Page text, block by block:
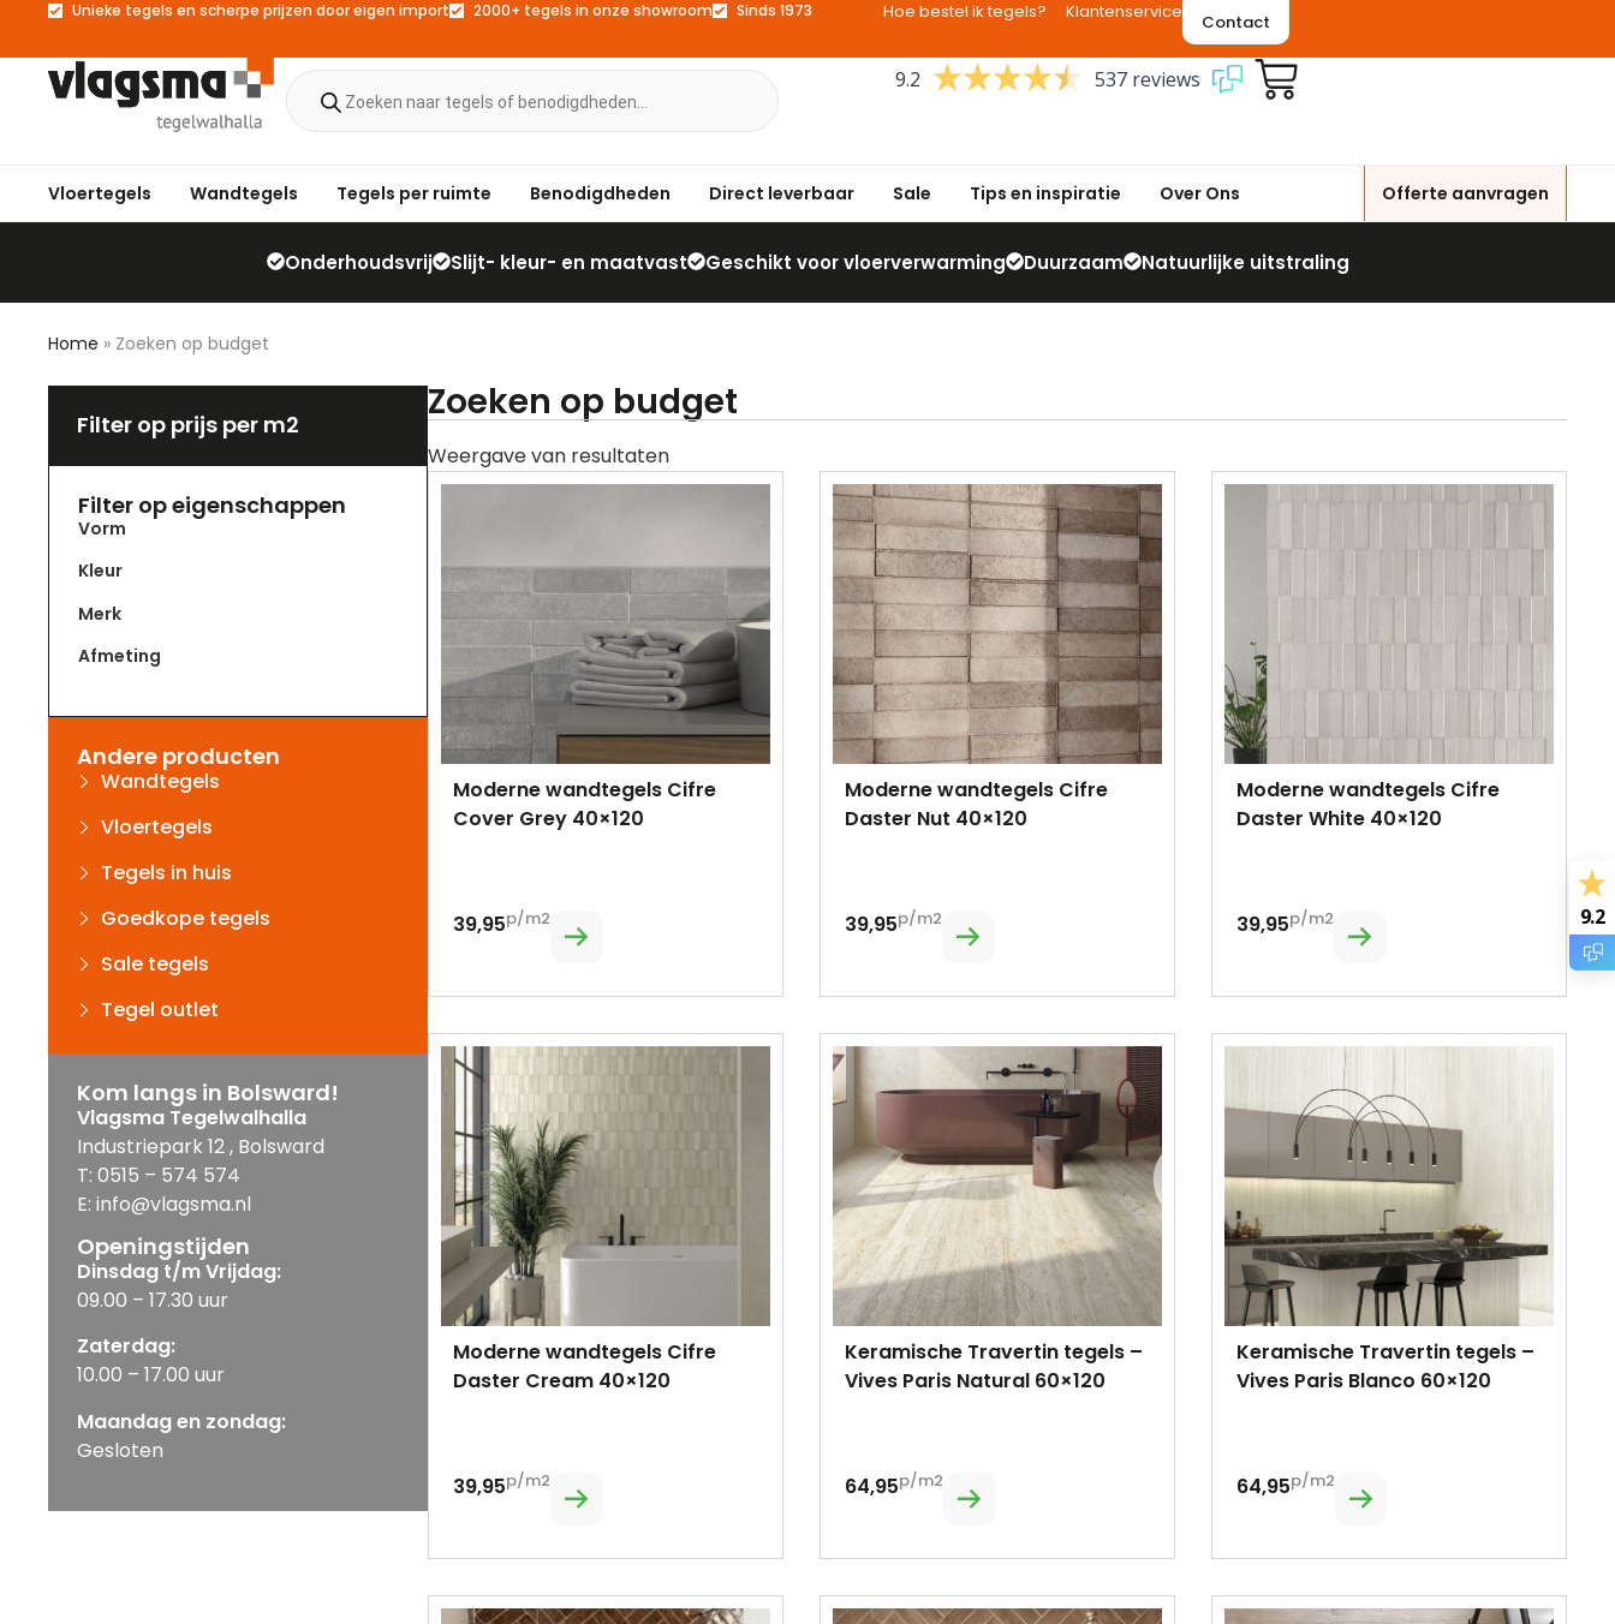
Unieke tegels en scherpe prijzen door eigen import 2000+ tegels in onze showroom Sinds 1973 Hoe bestel ik tegels? Klantenservice Contact
9.2 537 reviews
Vloertegels Wandtegels Tegels per ruimte Benodigdheden Direct leverbaar Sale Tips en inspiratie Over Ons Offerte aanvragen
Onderhoudsvrij Slijt- kleur- en maatvast Geschikt voor vloerverwarming Duurzaam Natuurlijke uitstraling
Home » Zoeken op budget
Filter op prijs per m2
Filter op eigenschappen
Vorm
Kleur
Merk
Afmeting
Andere producten
Wandtegels
Vloertegels
Tegels in huis
Goedkope tegels
Sale tegels
Tegel outlet
Kom langs in Bolsward!
Vlagsma Tegelwalhalla
Industriepark 12 , Bolsward
T: 0515 – 574 574
E: info@vlagsma.nl
Openingstijden
Dinsdag t/m Vrijdag:
09.00 – 17.30 uur
Zaterdag:
10.00 – 17.00 uur
Maandag en zondag:
Gesloten
Zoeken op budget
Moderne wandtegels Cifre
Cover Grey 40×120
39,95p/m2
Moderne wandtegels Cifre
Daster Nut 40×120
39,95p/m2
Moderne wandtegels Cifre
Daster White 40×120
39,95p/m2
Moderne wandtegels Cifre
Daster Cream 40×120
39,95p/m2
Keramische Travertin tegels –
Vives Paris Natural 60×120
64,95p/m2
Keramische Travertin tegels –
Vives Paris Blanco 60×120
64,95p/m2
9.2